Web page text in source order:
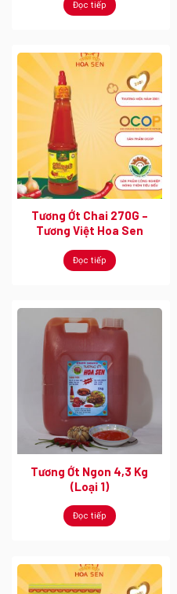
Đọc tiếp
Tương Ớt Chai 270G –
Tương Việt Hoa Sen
Đọc tiếp
Tương Ớt Ngon 4,3 Kg
(Loại 1)
Đọc tiếp